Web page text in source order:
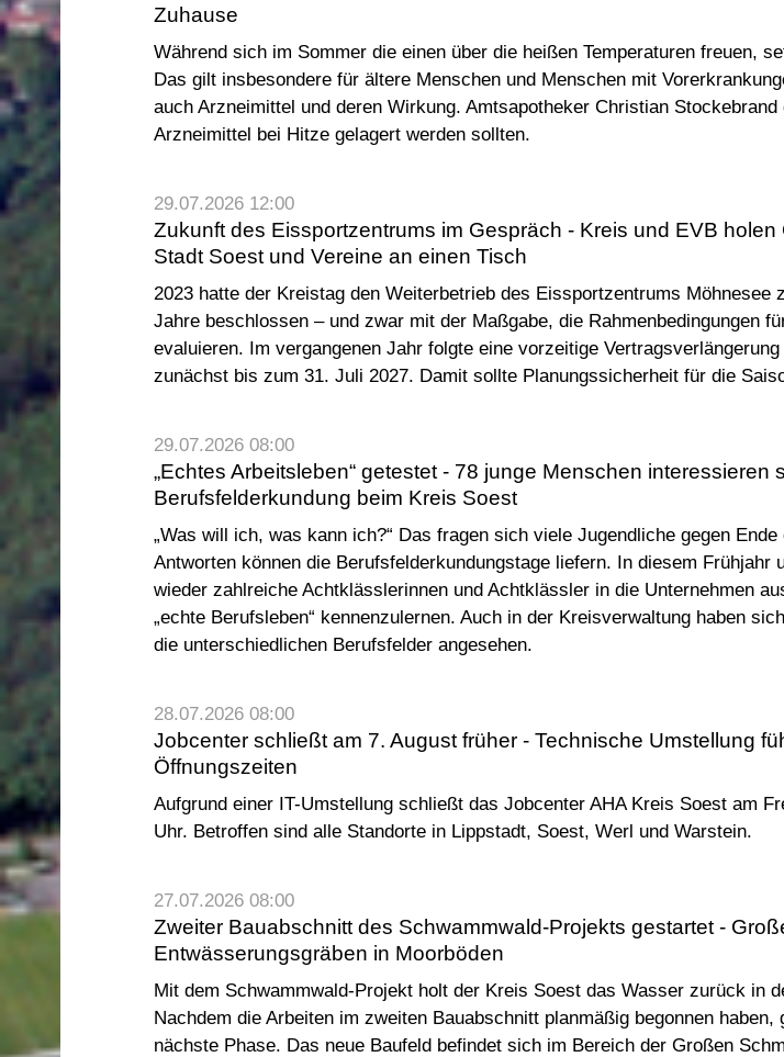
Zuhause
Während sich im Sommer die einen über die heißen Temperaturen freuen,
Das gilt insbesondere für ältere Menschen und Menschen mit
auch Arzneimittel und deren Wirkung. Amtsapotheker Christian
Arzneimittel bei Hitze gelagert werden sollten.
29.07.2026 12:00
Zukunft des Eissportzentrums im Gespräch - Kreis und EVB
Stadt Soest und Vereine an einen Tisch
2023 hatte der Kreistag den Weiterbetrieb des Eissportzentrums Möhnesee
Jahre beschlossen – und zwar mit der Maßgabe, die Rahmenbedingungen
evaluieren. Im vergangenen Jahr folgte eine vorzeitige
zunächst bis zum 31. Juli 2027. Damit sollte Planungssicherheit für die
29.07.2026 08:00
„Echtes Arbeitsleben“ getestet - 78 junge Menschen interessieren
Berufsfelderkundung beim Kreis Soest
„Was will ich, was kann ich?“ Das fragen sich viele Jugendliche gegen
Antworten können die Berufsfelderkundungstage liefern. In diesem Frühjahr
wieder zahlreiche Achtklässlerinnen und Achtklässler in die Unternehmen
„echte Berufsleben“ kennenzulernen. Auch in der Kreisverwaltung haben
die unterschiedlichen Berufsfelder angesehen.
28.07.2026 08:00
Jobcenter schließt am 7. August früher - Technische Umstellung
Öffnungszeiten
Aufgrund einer IT-Umstellung schließt das Jobcenter AHA Kreis Soest am
Uhr. Betroffen sind alle Standorte in Lippstadt, Soest, Werl und Warstein.
27.07.2026 08:00
Zweiter Bauabschnitt des Schwammwald-Projekts gestartet -
Entwässerungsgräben in Moorböden
Mit dem Schwammwald-Projekt holt der Kreis Soest das Wasser zurück in
Nachdem die Arbeiten im zweiten Bauabschnitt planmäßig begonnen
nächste Phase. Das neue Baufeld befindet sich im Bereich der Großen